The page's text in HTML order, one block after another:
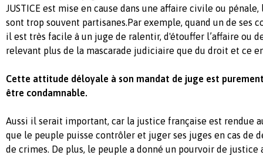
JUSTICE est mise en cause dans une affaire civile ou
sont trop souvent partisanes.Par exemple, quand un de ses
il est très facile à un juge de ralentir, d'étouffer l’affaire ou
relevant plus de la mascarade judiciaire que du droit et ce
Cette attitude déloyale à son mandat de juge est
être condamnable.
Aussi il serait important, car la justice française est rendue
que le peuple puisse contrôler et juger ses juges en cas de
de crimes. De plus, le peuple a donné un pourvoir de justice